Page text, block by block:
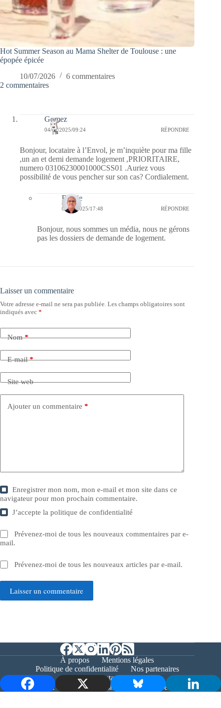
Hot Summer Season au Mama Shelter de Toulouse : une
épopée épicée
10/07/2026
6 commentaires
2 commentaires
Gomez
04/01/2025/09:24 RÉPONDRE
Bonjour, locataire à l’Envol, je m’inquiète pour ma fille
,un an et demi demande logement ,PRIORITAIRE,
numero 03106230001000CSS01 .Auriez vous
possibilité de vous pencher sur son cas? Cordialement.
Bernie
07/01/2025/17:48 RÉPONDRE
Bonjour, nous sommes un média, nous ne gérons
pas les dossiers de demande de logement.
Laisser un commentaire
Votre adresse e-mail ne sera pas publiée. Les champs obligatoires sont
indiqués avec *
Nom*
E-mail*
Site web
Ajouter un commentaire *
Enregistrer mon nom, mon e-mail et mon site dans ce
navigateur pour mon prochain commentaire.
J’accepte lapolitique de confidentialité
Prévenez-moi de tous les nouveaux commentaires par e-
mail.
Prévenez-moi de tous les nouveaux articles par e-mail.
Laisser un commentaire
À propos
Mentions légales
Politique de confidentialité
Nos partenaires
Contact
Copyright © 2026 - Bernieshoot.fr Journal Web